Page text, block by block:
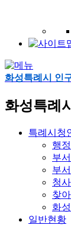
화성특례시 인
화성특례
특례시청
행
부
부
청
찾
화
일반현황